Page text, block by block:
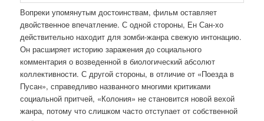
Вопреки упомянутым достоинствам, фильм оставляет
двойственное впечатление. С одной стороны, Ен Сан-хо
действительно находит для зомби-жанра свежую интонацию.
Он расширяет историю заражения до социального
комментария о возведенной в биологический абсолют
коллективности. С другой стороны, в отличие от «Поезда в
Пусан», справедливо названного многими критиками
социальной притчей, «Колония» не становится новой вехой
жанра, потому что слишком часто отступает от собственной